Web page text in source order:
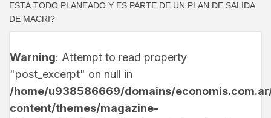
ESTÁ TODO PLANEADO Y ES PARTE DE UN PLAN DE SALIDA
DE MACRI?
Warning: Attempt to read property
"post_excerpt" on null in
/home/u938586669/domains/
content/themes/magazine-